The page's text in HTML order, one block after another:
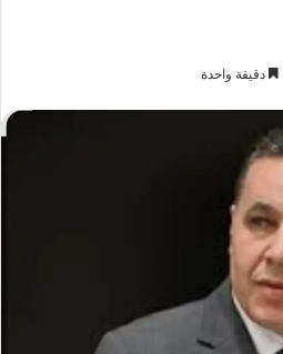
دقيقة واحدة